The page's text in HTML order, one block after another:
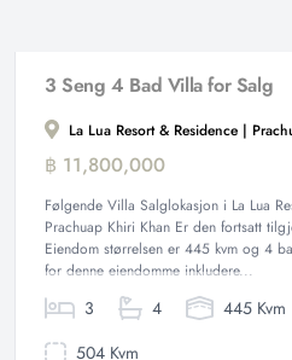
3 Seng 4 Bad Villa for Salg
La Lua Resort & Residence |
฿ 11,800,000
Følgende Villa Salglokasjon i La Lua
Prachuap Khiri Khan Er den fortsatt
Eiendom størrelsen er 445 kvm og 4
for denne eiendomme inkludere...
3 4
445 Kvm
504 Kvm